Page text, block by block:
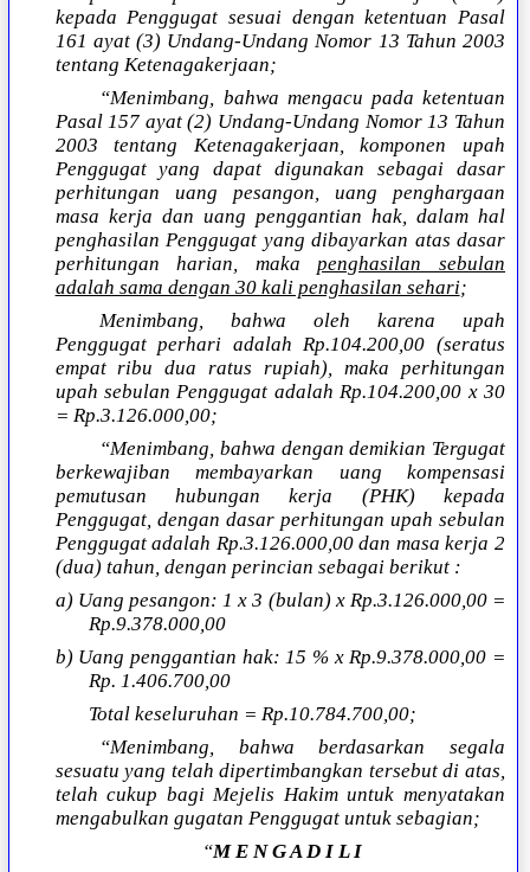
kepada Penggugat sesuai dengan ketentuan Pasal
161 ayat (3) Undang-Undang Nomor 13 Tahun 2003
tentang Ketenagakerjaan;
“Menimbang, bahwa mengacu pada ketentuan
Pasal 157 ayat (2) Undang-Undang Nomor 13 Tahun
2003 tentang Ketenagakerjaan, komponen upah
Penggugat yang dapat digunakan sebagai dasar
perhitungan uang pesangon, uang penghargaan
masa kerja dan uang penggantian hak, dalam hal
penghasilan Penggugat yang dibayarkan atas dasar
perhitungan harian, makapenghasilan sebulan
adalah sama dengan 30 kali penghasilan sehari;
Menimbang, bahwa oleh karena upah
Penggugat perhari adalah Rp.104.200,00 (seratus
empat ribu dua ratus rupiah), maka perhitungan
upah sebulan Penggugat adalah Rp.104.200,00 x 30
= Rp.3.126.000,00;
“Menimbang, bahwa dengan demikian Tergugat
berkewajiban membayarkan uang kompensasi
pemutusan hubungan kerja (PHK) kepada
Penggugat, dengan dasar perhitungan upah sebulan
Penggugat adalah Rp.3.126.000,00 dan masa kerja 2
(dua) tahun, dengan perincian sebagai berikut :
a) Uang pesangon: 1 x 3 (bulan) x Rp.3.126.000,00 =
Rp.9.378.000,00
b) Uang penggantian hak: 15 % x Rp.9.378.000,00 =
Rp. 1.406.700,00
Total keseluruhan = Rp.10.784.700,00;
“Menimbang, bahwa berdasarkan segala
sesuatu yang telah dipertimbangkan tersebut di atas,
telah cukup bagi Mejelis Hakim untuk menyatakan
mengabulkan gugatan Penggugat untuk sebagian;
“M E N G A D I L I